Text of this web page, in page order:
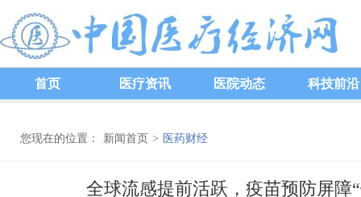
首页 医疗资讯 医院动态 科技前沿
您现在的位置： 新闻首页 > 医药财经
全球流感提前活跃，疫苗预防屏障